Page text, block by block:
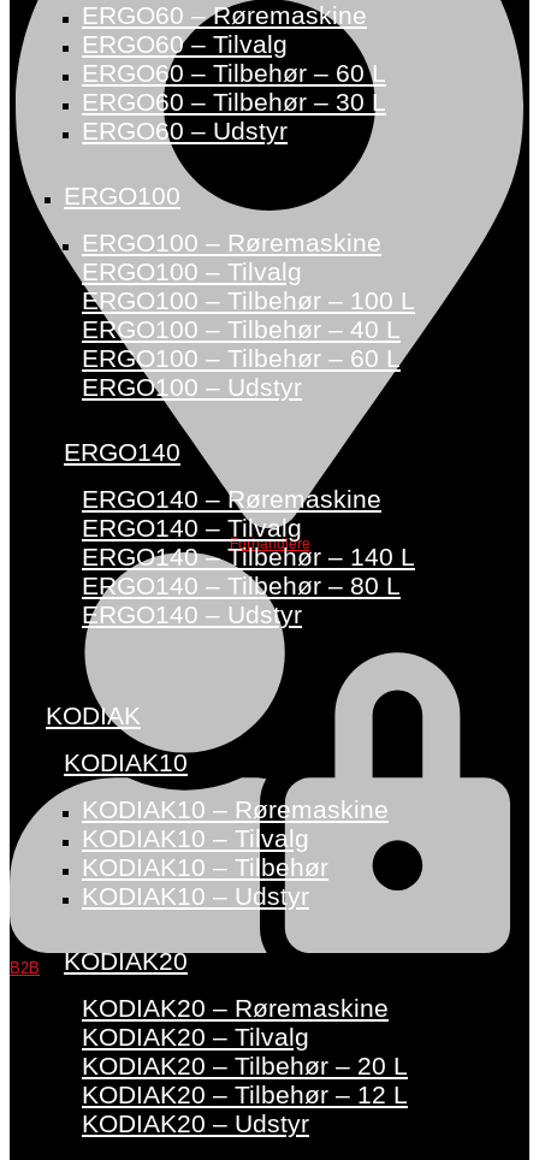
Forhandlere
B2B
ERGO60 – Røremaskine
ERGO60 – Tilvalg
ERGO60 – Tilbehør – 60 L
ERGO60 – Tilbehør – 30 L
ERGO60 – Udstyr
ERGO100
ERGO100 – Røremaskine
ERGO100 – Tilvalg
ERGO100 – Tilbehør – 100 L
ERGO100 – Tilbehør – 40 L
ERGO100 – Tilbehør – 60 L
ERGO100 – Udstyr
ERGO140
ERGO140 – Røremaskine
ERGO140 – Tilvalg
ERGO140 – Tilbehør – 140 L
ERGO140 – Tilbehør – 80 L
ERGO140 – Udstyr
KODIAK
KODIAK10
KODIAK10 – Røremaskine
KODIAK10 – Tilvalg
KODIAK10 – Tilbehør
KODIAK10 – Udstyr
KODIAK20
KODIAK20 – Røremaskine
KODIAK20 – Tilvalg
KODIAK20 – Tilbehør – 20 L
KODIAK20 – Tilbehør – 12 L
KODIAK20 – Udstyr